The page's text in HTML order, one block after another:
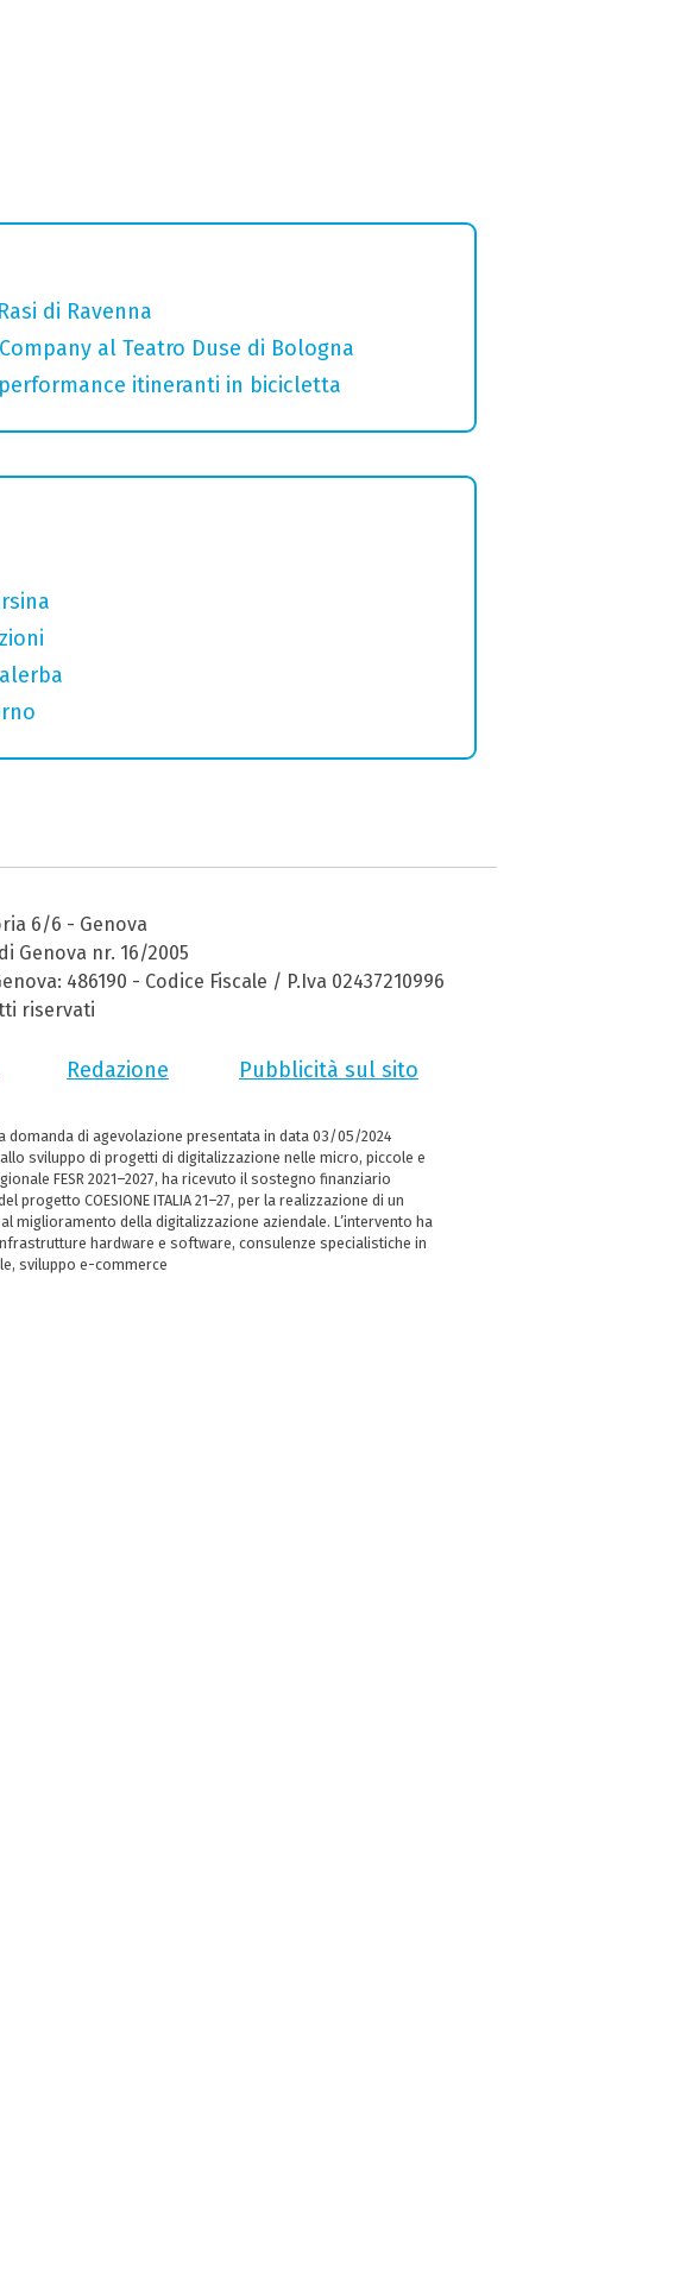
di Ravenna
al Teatro Duse di Bologna
itineranti in bicicletta
6/6 - Genova
Genova nr. 16/2005
486190 - Codice Fiscale / P.Iva 02437210996
riservati
Redazione Pubblicità sul sito
domanda di agevolazione presentata in data 03/05/2024
sviluppo di progetti di digitalizzazione nelle micro, piccole e
FESR 2021–2027, ha ricevuto il sostegno finanziario
progetto COESIONE ITALIA 21–27, per la realizzazione di un
miglioramento della digitalizzazione aziendale. L’intervento ha
hardware e software, consulenze specialistiche in
sviluppo e-commerce